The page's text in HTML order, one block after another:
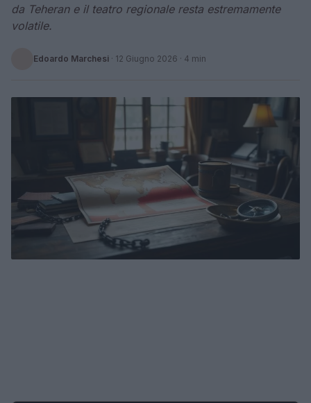
da Teheran e il teatro regionale resta estremamente
volatile.
Edoardo Marchesi · 12 Giugno 2026 · 4 min